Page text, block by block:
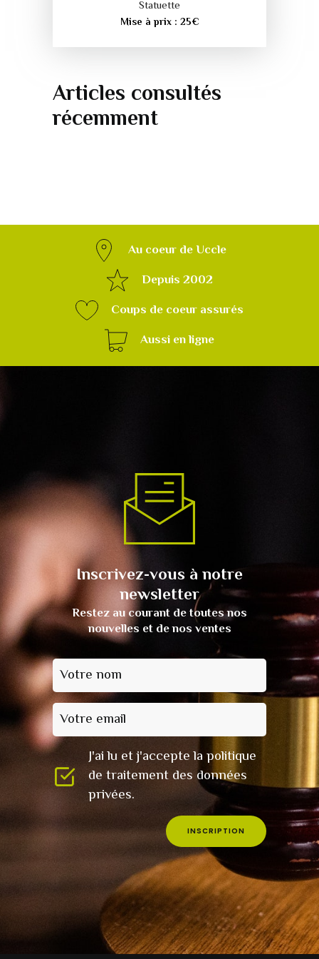
Statuette
Mise à prix : 25€
Articles consultés
récemment
Au coeur de Uccle
Depuis 2002
Coups de coeur assurés
Aussi en ligne
Inscrivez-vous à notre
newsletter
Restez au courant de toutes nos
nouvelles et de nos ventes
Votre nom
Votre email
J'ai lu et j'accepte la politique
de traitement des données
privées.
INSCRIPTION